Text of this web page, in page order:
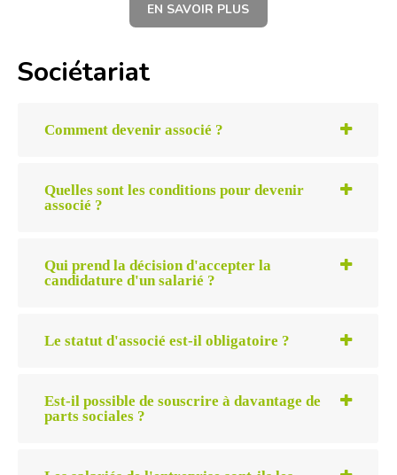
EN SAVOIR PLUS
Sociétariat
Comment devenir associé ?
Quelles sont les conditions pour devenir
associé ?
Qui prend la décision d'accepter la
candidature d'un salarié ?
Le statut d'associé est-il obligatoire ?
Est-il possible de souscrire à davantage de
parts sociales ?